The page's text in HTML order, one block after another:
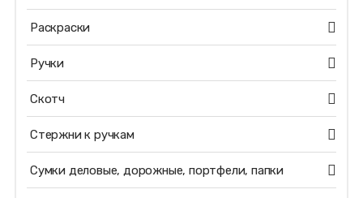
Раскраски
Ручки
Скотч
Стержни к ручкам
Сумки деловые, дорожные, портфели, папки